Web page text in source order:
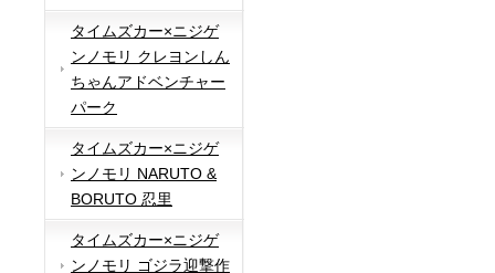
タイムズカー×ニジゲ
ンノモリ クレヨンしん
ちゃんアドベンチャー
パーク
タイムズカー×ニジゲ
ンノモリ NARUTO &
BORUTO 忍里
タイムズカー×ニジゲ
ンノモリ ゴジラ迎撃作